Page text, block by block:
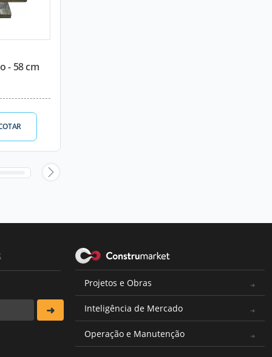
- 58 cm
Projetos e Obras
Inteligência de Mercado
Operação e Manutenção